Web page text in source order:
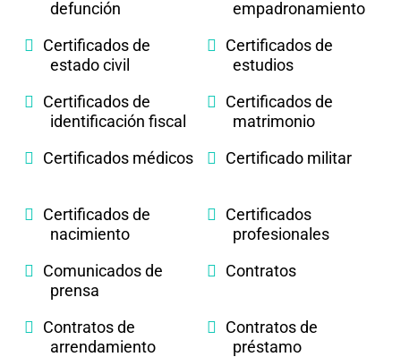
defunción
empadronamiento
Certificados de
estado civil
Certificados de
estudios
Certificados de
identificación fiscal
Certificados de
matrimonio
Certificados médicos
Certificado militar
Certificados de
nacimiento
Certificados
profesionales
Comunicados de
prensa
Contratos
Contratos de
arrendamiento
Contratos de
préstamo